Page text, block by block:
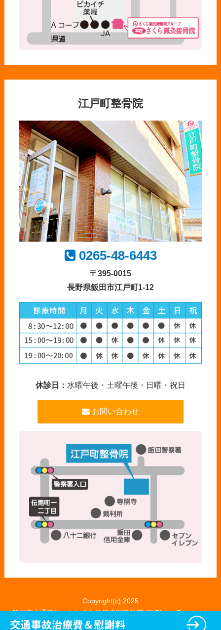
江戸町整骨院
0265-48-6443
〒395-0015
長野県飯田市江戸町1-12
休診日： 水曜午後・土曜午後・日曜・祝日
お問い合わせ
Copyright(c) 2025
飯田市交通事故・むちうち治療専門整骨院 All Rights Reserved.
プライバシーポリシー 特定商取引法に基づく表記 powered by ラポールス